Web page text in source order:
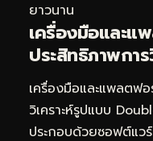
ยาวนาน
เครื่องมือและแ
ประสิทธิภาพการ
เครื่องมือและแพลตฟ
วิเคราะห์รูปแบบ
ประกอบด้วยซอฟต์แว